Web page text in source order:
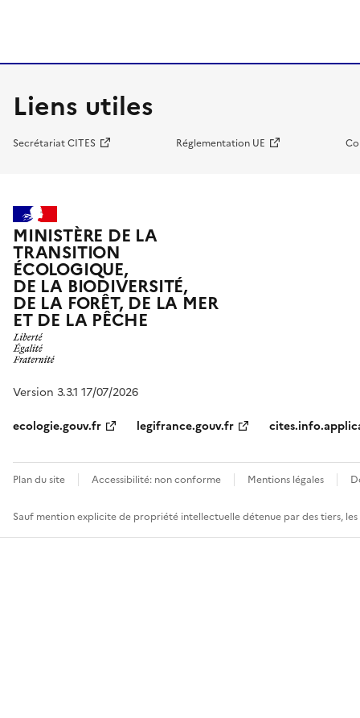
Liens utiles
Secrétariat CITES Réglementation UE
MINISTÈRE DE LA
TRANSITION
ÉCOLOGIQUE,
DE LA BIODIVERSITÉ,
DE LA FORÊT, DE LA MER
ET DE LA PÊCHE
Version 3.3.1 17/07/2026
ecologie.gouv.fr
legifrance.gouv.fr
Plan du site Accessibilité: non conforme Mentions légales
Sauf mention explicite de propriété intellectuelle détenue par des tiers,